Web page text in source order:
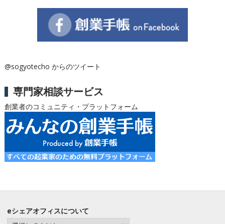
@sogyotecho からのツイート
専門家相談サービス
創業者のコミュニティ・プラットフォーム
eシェアオフィスについて